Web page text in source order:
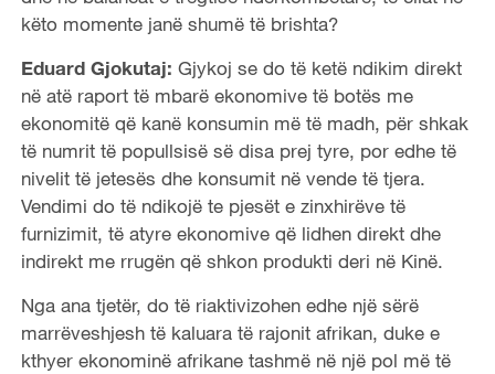
këto momente janë shumë të brishta?
Eduard Gjokutaj: Gjykoj se do të ketë ndikim direkt
në atë raport të mbarë ekonomive të botës me
ekonomitë që kanë konsumin më të madh, për shkak
të numrit të popullsisë së disa prej tyre, por edhe të
nivelit të jetesës dhe konsumit në vende të tjera.
Vendimi do të ndikojë te pjesët e zinxhirëve të
furnizimit, të atyre ekonomive që lidhen direkt dhe
indirekt me rrugën që shkon produkti deri në Kinë.
Nga ana tjetër, do të riaktivizohen edhe një sërë
marrëveshjesh të kaluara të rajonit afrikan, duke e
kthyer ekonominë afrikane tashmë në një pol më të